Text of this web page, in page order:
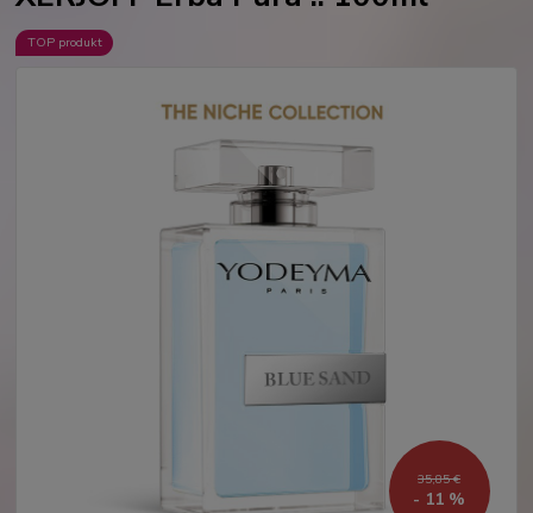
TOP produkt
35,85 €
- 11 %